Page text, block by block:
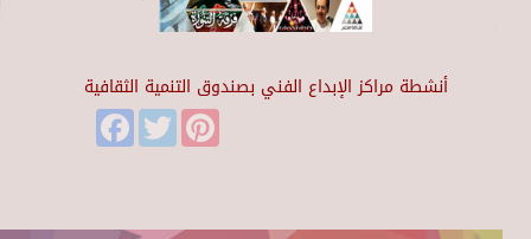
أنشطة مراكز الإبداع الفني بصندوق التنمية الثقافية
FacebookTwitter